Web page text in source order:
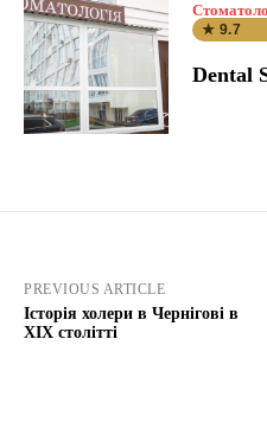
★ 9.7
Dental
PREVIOUS ARTICLE
Історія холери в Чернігові в
XIX столітті